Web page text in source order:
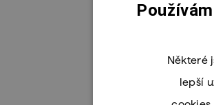
Některé
lepší